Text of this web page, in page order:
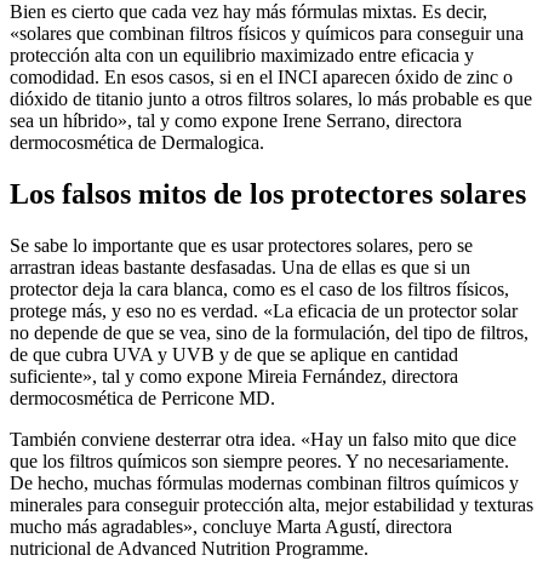
Bien es cierto que cada vez hay más fórmulas mixtas. Es decir,
«solares que combinan filtros físicos y químicos para conseguir una
protección alta con un equilibrio maximizado entre eficacia y
comodidad. En esos casos, si en el INCI aparecen óxido de zinc o
dióxido de titanio junto a otros filtros solares, lo más probable es que
sea un híbrido», tal y como expone Irene Serrano, directora
dermocosmética de Dermalogica.
Los falsos mitos de los protectores solares
Se sabe lo importante que es usar protectores solares, pero se
arrastran ideas bastante desfasadas. Una de ellas es que si un
protector deja la cara blanca, como es el caso de los filtros físicos,
protege más, y eso no es verdad. «La eficacia de un protector solar
no depende de que se vea, sino de la formulación, del tipo de filtros,
de que cubra UVA y UVB y de que se aplique en cantidad
suficiente», tal y como expone Mireia Fernández, directora
dermocosmética de Perricone MD.
También conviene desterrar otra idea. «Hay un falso mito que dice
que los filtros químicos son siempre peores. Y no necesariamente.
De hecho, muchas fórmulas modernas combinan filtros químicos y
minerales para conseguir protección alta, mejor estabilidad y texturas
mucho más agradables», concluye Marta Agustí, directora
nutricional de Advanced Nutrition Programme.